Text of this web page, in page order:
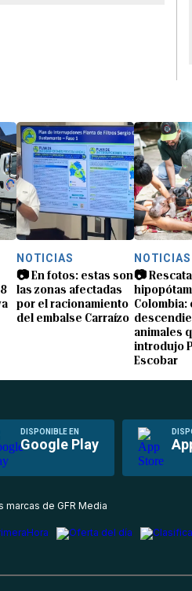
NOTICIAS
📷 En fotos: estas son
las zonas afectadas
por el racionamiento
del embalse Carraízo
NOTICIAS
📷
Colombia:
animales
introdujo
Escobar
DISPONIBLE EN
Google Play
marcas de GFR Media